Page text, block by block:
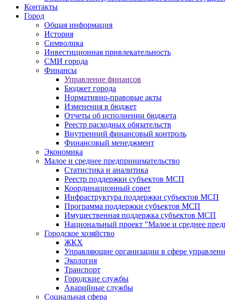
Контакты
Город
Общая информация
История
Символика
Инвестиционная привлекательность
СМИ города
Финансы
Управление финансов
Бюджет города
Нормативно-правовые акты
Изменения в бюджет
Отчеты об исполнении бюджета
Реестр расходных обязательств
Внутренний финансовый контроль
Финансовый менеджмент
Экономика
Малое и среднее предпринимательство
Статистика и аналитика
Реестр поддержки субъектов МСП
Координационный совет
Инфраструктура поддержки субъектов МСП
Программа поддержки субъектов МСП
Имущественная поддержка субъектов МСП
Национальный проект "Малое и среднее
Городское хозяйство
ЖКХ
Управляющие организации в сфере
Экология
Транспорт
Городские службы
Аварийные службы
Социальная сфера